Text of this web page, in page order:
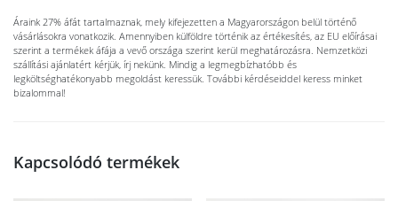
Áraink 27% áfát tartalmaznak, mely kifejezetten a Magyarországon belül történő
vásárlásokra vonatkozik. Amennyiben külföldre történik az értékesítés, az EU előírásai
szerint a termékek áfája a vevő országa szerint kerül meghatározásra. Nemzetközi
szállítási ajánlatért kérjük, írj nekünk. Mindig a legmegbízhatóbb és
legköltséghatékonyabb megoldást keressük. További kérdéseiddel keress minket
bizalommal!
Kapcsolódó termékek